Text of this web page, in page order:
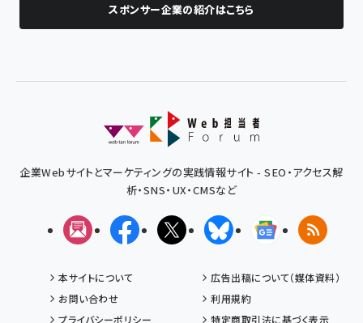
スポンサー企業の紹介はこちら
企業Webサイトとマーケティングの実践情報サイト - SEO・アクセス解
析・SNS・UX・CMSなど
メルマガFacebookX(エックス)BlueskyGoogleニュ
RSS
本サイトについて
広告出稿について（媒体資料）
お問い合わせ
利用規約
プライバシーポリシー
特定商取引法に基づく表示